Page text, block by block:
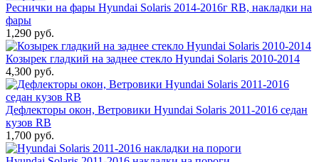
Реснички на фары Hyundai Solaris 2014-2016г RB, накладки на
фары
1,290 руб.
Козырек гладкий на заднее стекло Hyundai Solaris 2010-2014
4,300 руб.
Дефлекторы окон, Ветровики Hyundai Solaris 2011-2016 седан
кузов RB
1,700 руб.